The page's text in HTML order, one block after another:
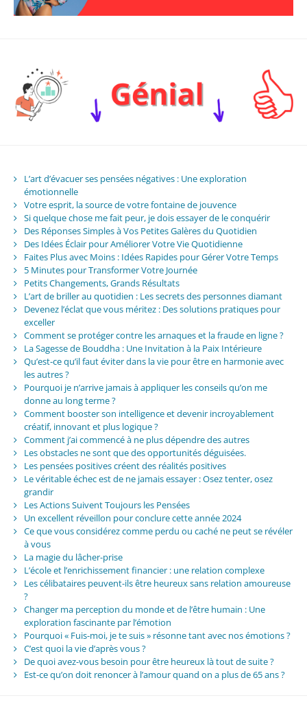
L’art d’évacuer ses pensées négatives : Une exploration
émotionnelle
Votre esprit, la source de votre fontaine de jouvence
Si quelque chose me fait peur, je dois essayer de le conquérir
Des Réponses Simples à Vos Petites Galères du Quotidien
Des Idées Éclair pour Améliorer Votre Vie Quotidienne
Faites Plus avec Moins : Idées Rapides pour Gérer Votre Temps
5 Minutes pour Transformer Votre Journée
Petits Changements, Grands Résultats
L’art de briller au quotidien : Les secrets des personnes diamant
Devenez l’éclat que vous méritez : Des solutions pratiques pour
exceller
Comment se protéger contre les arnaques et la fraude en ligne ?
La Sagesse de Bouddha : Une Invitation à la Paix Intérieure
Qu’est-ce qu’il faut éviter dans la vie pour être en harmonie avec
les autres ?
Pourquoi je n’arrive jamais à appliquer les conseils qu’on me
donne au long terme ?
Comment booster son intelligence et devenir incroyablement
créatif, innovant et plus logique ?
Comment j’ai commencé à ne plus dépendre des autres
Les obstacles ne sont que des opportunités déguisées.
Les pensées positives créent des réalités positives
Le véritable échec est de ne jamais essayer : Osez tenter, osez
grandir
Les Actions Suivent Toujours les Pensées
Un excellent réveillon pour conclure cette année 2024
Ce que vous considérez comme perdu ou caché ne peut se révéler
à vous
La magie du lâcher-prise
L’école et l’enrichissement financier : une relation complexe
Les célibataires peuvent-ils être heureux sans relation amoureuse
?
Changer ma perception du monde et de l’être humain : Une
exploration fascinante par l’émotion
Pourquoi « Fuis-moi, je te suis » résonne tant avec nos émotions ?
C’est quoi la vie d’après vous ?
De quoi avez-vous besoin pour être heureux là tout de suite ?
Est-ce qu’on doit renoncer à l’amour quand on a plus de 65 ans ?